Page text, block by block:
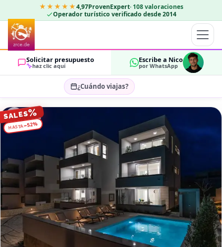
★★★★★4,97ProvenExpert· 108 valoraciones
Operador turístico verificado desde 2014
Solicitar presupuesto
haz clic aquí
Escribe a Nico
por WhatsApp
¿Cuándo viajas?
Seleccionar fechas…
HUÉSPEDES
2
SALES%
HASTA−52%